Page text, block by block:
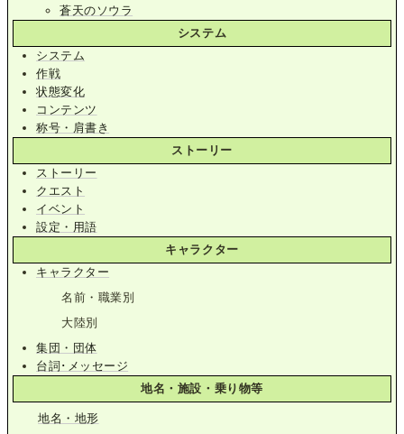
蒼天のソウラ
システム
システム
作戦
状態変化
コンテンツ
称号・肩書き
ストーリー
ストーリー
クエスト
イベント
設定・用語
キャラクター
キャラクター
名前・職業別
大陸別
集団・団体
台詞･メッセージ
地名・施設・乗り物等
地名・地形